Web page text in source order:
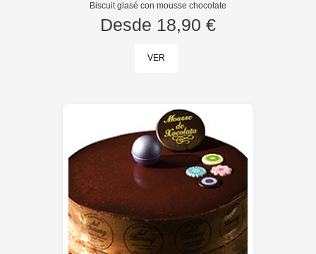
Biscuit glasé con mousse chocolate
Desde 18,90 €
VER